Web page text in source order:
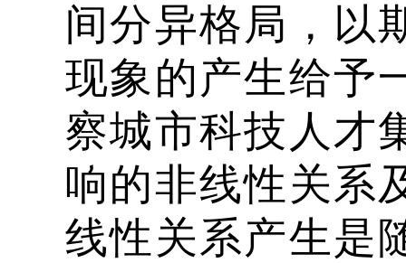
间分异格局，以
现象的产生给予
察城市科技人才
响的非线性关系
线性关系产生是